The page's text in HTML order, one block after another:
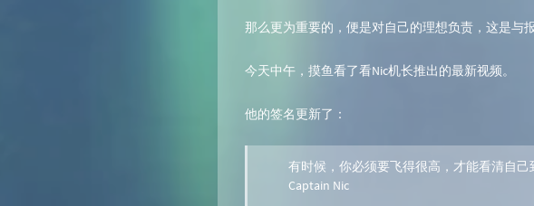
那么更为重要的，便是对自己的理想负责，这是与
今天中午，摸鱼看了看Nic机长推出的最新视频。
他的签名更新了：
有时候，你必须要飞得很高，才能看清自己
Captain Nic